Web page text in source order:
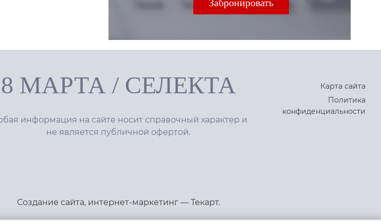
8 МАРТА/ СЕЛЕКТА
информация на сайте носит справочный характер и
не является публичной офертой.
Карта сайта
Политика
конфиденциальности
Создание сайта, интернет-маркетинг— Текарт.